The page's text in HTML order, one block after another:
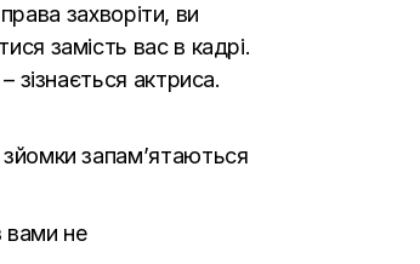
захворіти, ви
замість вас в кадрі.
зізнається актриса.
запам’ятаються
вами не